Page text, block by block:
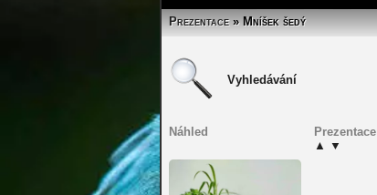
Prezentace» Mníšek šedý
Vyhledávání
Náhled
Prezentace
▲ ▼